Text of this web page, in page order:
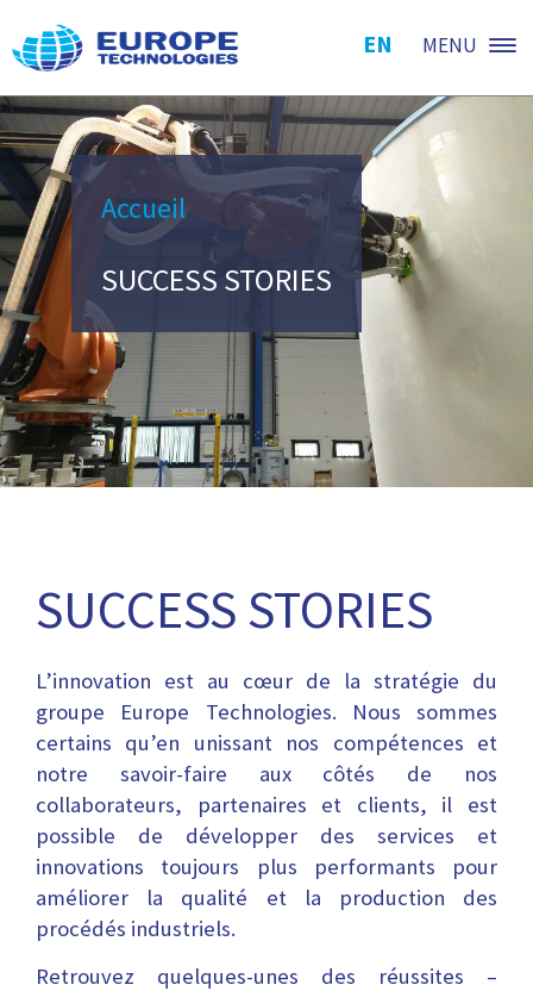
EN MENU
Accueil
SUCCESS STORIES
SUCCESS STORIES
L’innovation est au cœur de la stratégie du
groupe Europe Technologies. Nous sommes
certains qu’en unissant nos compétences et
notre savoir-faire aux côtés de nos
collaborateurs, partenaires et clients, il est
possible de développer des services et
innovations toujours plus performants pour
améliorer la qualité et la production des
procédés industriels.
Retrouvez quelques-unes des réussites –